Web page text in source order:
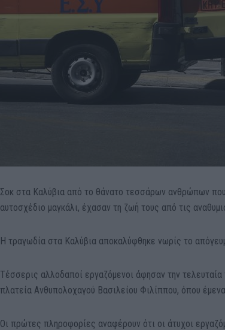
Σοκ στα Καλύβια από το θάνατο τεσσάρων ανθρώπων
αυτοσχέδιο μαγκάλι, έχασαν τη ζωή τους από τις
Η τραγωδία στα Καλύβια αποκαλύφθηκε νωρίς το
Τέσσερις αλλοδαποί εργαζόμενοι άφησαν την
πλατεία Ανθυπολοχαγού Βασιλείου Φιλίππου, όπου
Οι πρώτες πληροφορίες αναφέρουν ότι οι άτυχοι